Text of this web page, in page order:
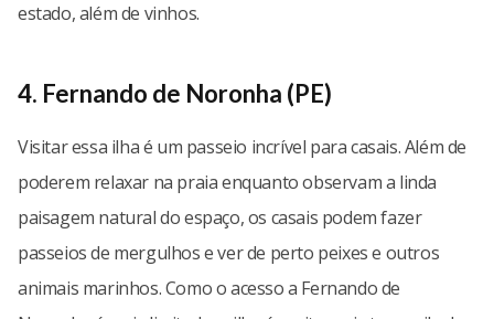
estado, além de vinhos.
4. Fernando de Noronha (PE)
Visitar essa ilha é um passeio incrível para casais. Além de
poderem relaxar na praia enquanto observam a linda
paisagem natural do espaço, os casais podem fazer
passeios de mergulhos e ver de perto peixes e outros
animais marinhos. Como o acesso a Fernando de